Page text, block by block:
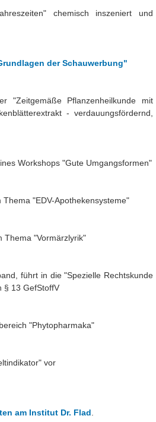
chemisch inszeniert und
der Schauwerbung"
"Zeitgemäße Pflanzenheilkunde mit
- verdauungsfördernd,
Workshops "Gute Umgangsformen"
"EDV-Apothekensysteme"
Thema "Vormärzlyrik"
führt in die "Spezielle Rechtskunde
§ 13 GefStoffV
"Phytopharmaka"
vor
am Institut Dr. Flad